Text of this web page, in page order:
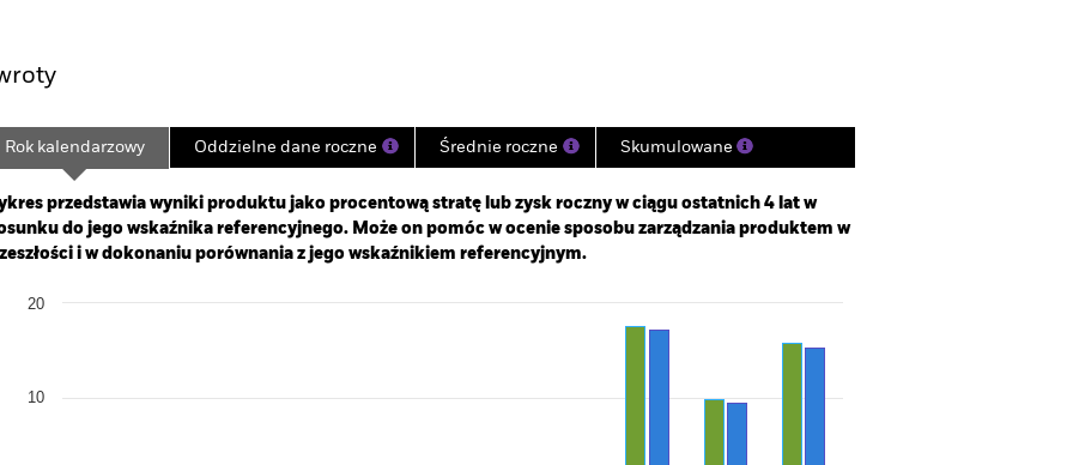
2021-07-26 00:00:00 to 2026-08-04 00:00:00.
-30 to 60.
Rok kalendarzowy Oddzielne dane roczne Średnie roczne Skumulowane
przedstawia wyniki produktu jako procentową stratę lub zysk roczny w ciągu ostatnich 4 lat w
do jego wskaźnika referencyjnego. Może on pomóc w ocenie sposobu zarządzania produktem w
i w dokonaniu porównania z jego wskaźnikiem referencyjnym.
chart with 2 data series.
10
20